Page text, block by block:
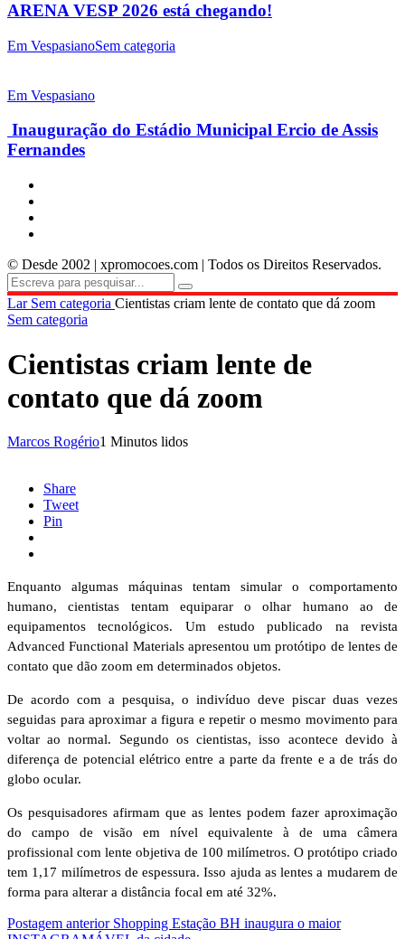
ARENA VESP 2026 está chegando!
Em VespasianoSem categoria
Em Vespasiano
Inauguração do Estádio Municipal Ercio de Assis
Fernandes
© Desde 2002 | xpromocoes.com | Todos os Direitos Reservados.
Lar Sem categoria Cientistas criam lente de contato que dá zoom
Sem categoria
Cientistas criam lente de
contato que dá zoom
Marcos Rogério1 Minutos lidos
Share
Tweet
Pin
Enquanto algumas máquinas tentam simular o comportamento
humano, cientistas tentam equiparar o olhar humano ao de
equipamentos tecnológicos. Um estudo publicado na revista
Advanced Functional Materials apresentou um protótipo de lentes de
contato que dão zoom em determinados objetos.
De acordo com a pesquisa, o indivíduo deve piscar duas vezes
seguidas para aproximar a figura e repetir o mesmo movimento para
voltar ao normal. Segundo os cientistas, isso acontece devido à
diferença de potencial elétrico entre a parte da frente e a de trás do
globo ocular.
Os pesquisadores afirmam que as lentes podem fazer aproximação
do campo de visão em nível equivalente à de uma câmera
profissional com lente objetiva de 100 milímetros. O protótipo criado
tem 1,17 milímetros de espessura. Isso ajuda as lentes a mudarem de
forma para alterar a distância focal em até 32%.
Postagem anterior Shopping Estação BH inaugura o maior